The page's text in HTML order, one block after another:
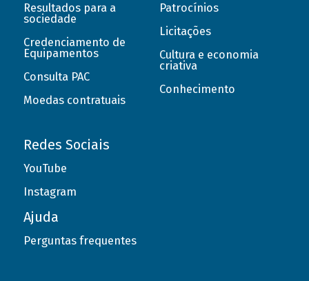
Resultados para a
sociedade
Credenciamento de
Equipamentos
Consulta PAC
Moedas contratuais
Patrocínios
Licitações
Cultura e economia
criativa
Conhecimento
Redes Sociais
YouTube
Instagram
Ajuda
Perguntas frequentes